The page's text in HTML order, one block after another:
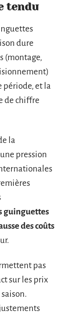
tendu
dure
(montage,
période, et la
de chiffre
la
pression
guinguettes
des coûts
pas
sur les prix